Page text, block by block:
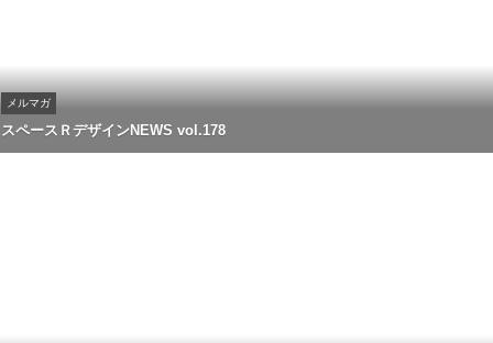
メルマガ
スペースＲデザインNEWS vol.178